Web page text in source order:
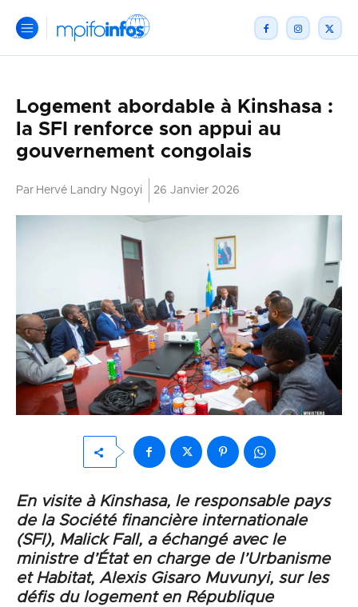
Logement abordable à Kinshasa :
la SFI renforce son appui au
gouvernement congolais
Par Hervé Landry Ngoyi 26 Janvier 2026
En visite à Kinshasa, le responsable pays
de la Société financière internationale
(SFI), Malick Fall, a échangé avec le
ministre d’État en charge de l’Urbanisme
et Habitat, Alexis Gisaro Muvunyi, sur les
défis du logement en République